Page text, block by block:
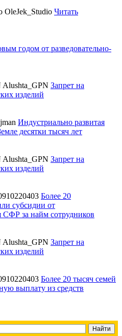
OleJek_Studio Читать
годом от разведовательно-
Alushta_GPN Запрет на
изделий
Индустриально развитая
десятки тысяч лет
Alushta_GPN Запрет на
изделий
Более 20
субсидии от
СФР за найм сотрудников
Alushta_GPN Запрет на
изделий
Более 20 тысяч семей
выплату из средств